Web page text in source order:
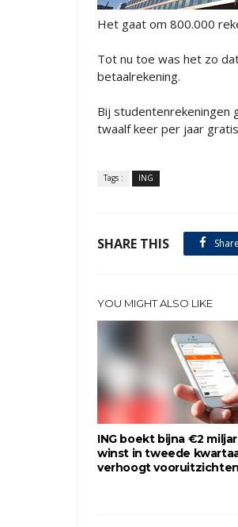
Het gaat om 800.000
Tot nu toe was het zo
betaalrekening.
Bij studentenrekeningen
twaalf keer per jaar
Tags : ING
SHARE THIS
YOU MIGHT ALSO LIKE
ING boekt bijna €2
winst in tweede
verhoogt vooruitzichten